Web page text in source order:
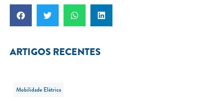
ARTIGOS RECENTES
Mobilidade Elétrica